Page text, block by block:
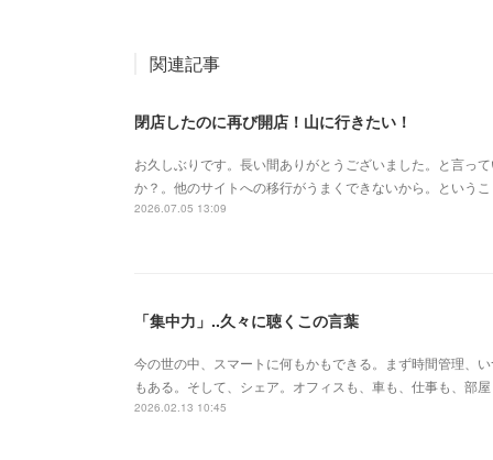
関連記事
閉店したのに再び開店！山に行きたい！
お久しぶりです。長い間ありがとうございました。と言っ
か？。他のサイトへの移行がうまくできないから。という
2026.07.05 13:09
「集中力」..久々に聴くこの言葉
今の世の中、スマートに何もかもできる。まず時間管理、
もある。そして、シェア。オフィスも、車も、仕事も、部
2026.02.13 10:45